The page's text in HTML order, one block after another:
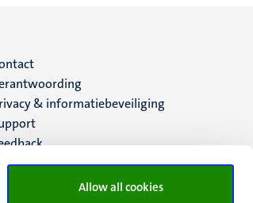
Allow all cookies
& informatiebeveiliging